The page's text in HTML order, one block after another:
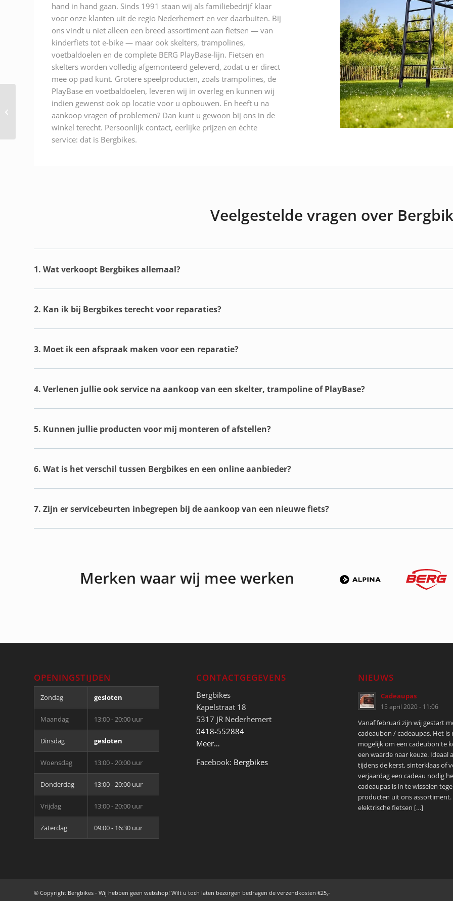
hand in hand gaan. Sinds 1991 staan wij als familiebedrijf klaar
voor onze klanten uit de regio Nederhemert en ver daarbuiten. Bij
ons vindt u niet alleen een breed assortiment aan fietsen — van
kinderfiets tot e-bike — maar ook skelters, trampolines,
voetbaldoelen en de complete BERG PlayBase-lijn. Fietsen en
skelters worden volledig afgemonteerd geleverd, zodat u er direct
mee op pad kunt. Grotere speelproducten, zoals trampolines, de
PlayBase en voetbaldoelen, leveren wij in overleg en kunnen wij
indien gewenst ook op locatie voor u opbouwen. En heeft u na
aankoop vragen of problemen? Dan kunt u gewoon bij ons in de
winkel terecht. Persoonlijk contact, eerlijke prijzen en échte
service: dat is Bergbikes.
Veelgestelde vragen over
1. Wat verkoopt Bergbikes allemaal?
2. Kan ik bij Bergbikes terecht voor reparaties?
3. Moet ik een afspraak maken voor een reparatie?
4. Verlenen jullie ook service na aankoop van een skelter, trampoline of PlayBase?
5. Kunnen jullie producten voor mij monteren of afstellen?
6. Wat is het verschil tussen Bergbikes en een online aanbieder?
7. Zijn er servicebeurten inbegrepen bij de aankoop van een nieuwe fiets?
Merken waar wij mee werken
OPENINGSTIJDEN
Zondag gesloten
Maandag 13:00 - 20:00 uur
Dinsdag gesloten
Woensdag 13:00 - 20:00 uur
Donderdag 13:00 - 20:00 uur
Vrijdag 13:00 - 20:00 uur
Zaterdag 09:00 - 16:30 uur
CONTACTGEGEVENS
Bergbikes
Kapelstraat 18
5317 JR Nederhemert
0418-552884
Meer…
Facebook: Bergbikes
NIEUWS
Cadeaupas
15 april 2020 - 11:06
Vanaf februari zijn wij gestart
cadeaubon / cadeaupas. Het is
mogelijk om een cadeubon te
een waarde naar keuze. Ideaal
tijdens de kerst, sinterklaas of
verjaardag een cadeau nodig
cadeaupas is in te wisselen
producten uit ons assortiment.
elektrische fietsen […]
© Copyright Bergbikes - Wij hebben geen webshop! Wilt u toch laten bezorgen bedragen de verzendkosten €25,-
Berg InGround
Champion Airflow 430
groen A/N:35.44.57.01